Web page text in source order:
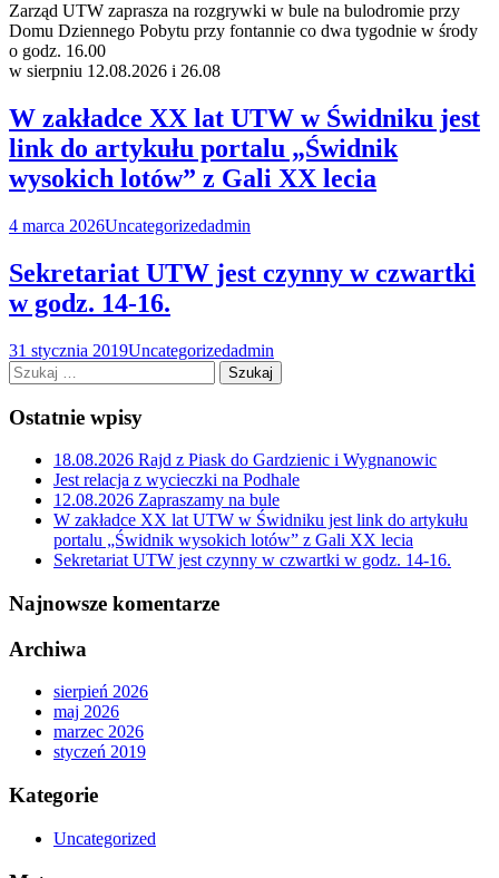
Zarząd UTW zaprasza na rozgrywki w bule na bulodromie przy
Domu Dziennego Pobytu przy fontannie co dwa tygodnie w środy
o godz. 16.00
w sierpniu 12.08.2026 i 26.08
W zakładce XX lat UTW w Świdniku jest
link do artykułu portalu „Świdnik
wysokich lotów” z Gali XX lecia
4 marca 2026Uncategorizedadmin
Sekretariat UTW jest czynny w czwartki
w godz. 14-16.
31 stycznia 2019Uncategorizedadmin
Szukaj:
Ostatnie wpisy
18.08.2026 Rajd z Piask do Gardzienic i Wygnanowic
Jest relacja z wycieczki na Podhale
12.08.2026 Zapraszamy na bule
W zakładce XX lat UTW w Świdniku jest link do artykułu
portalu „Świdnik wysokich lotów” z Gali XX lecia
Sekretariat UTW jest czynny w czwartki w godz. 14-16.
Najnowsze komentarze
Archiwa
sierpień 2026
maj 2026
marzec 2026
styczeń 2019
Kategorie
Uncategorized